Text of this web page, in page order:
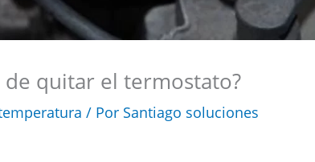
de quitar el termostato?
/ Por Santiago soluciones